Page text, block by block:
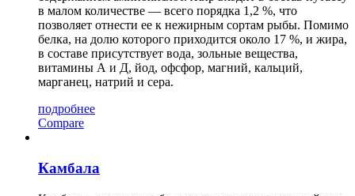
в малом количестве — всего порядка 1,2 %, что
позволяет отнести ее к нежирным сортам рыбы. Помимо
белка, на долю которого приходится около 17 %, и жира,
в составе присутствует вода, зольные вещества,
витамины А и Д, йод, офсфор, магний, кальций,
марганец, натрий и сера.
подробнее
Compare
Камбала